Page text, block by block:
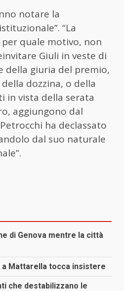
notare la
“La
per quale motivo, non
Giuli in veste di
della giuria del premio,
dozzina, o della
in vista della serata
aggiungono dal
ha declassato
dal suo naturale
di Genova mentre la città
Mattarella tocca insistere
che destabilizzano le